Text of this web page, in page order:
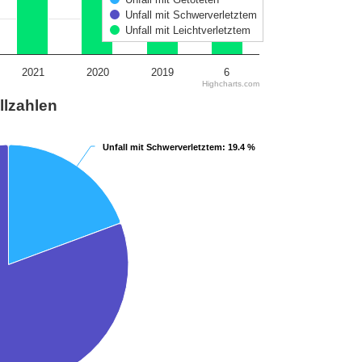
Unfall mit Schwerverletztem
Unfall mit Leichtverletztem
2021 2020 2019 6
Highcharts.com
Unfall mit Schwerverletztem: 19.4 %
Unfall mit Schwerverletztem: 19.4 %